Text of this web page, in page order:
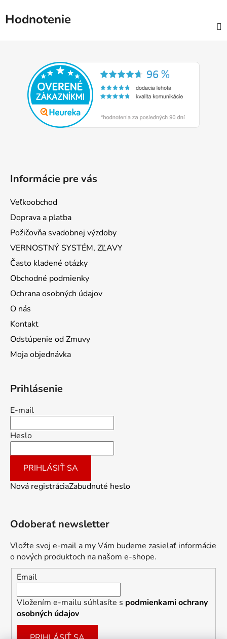
Hodnotenie
Informácie pre vás
Veľkoobchod
Doprava a platba
Požičovňa svadobnej výzdoby
VERNOSTNÝ SYSTÉM, ZĽAVY
Často kladené otázky
Obchodné podmienky
Ochrana osobných údajov
O nás
Kontakt
Odstúpenie od Zmuvy
Moja objednávka
Prihlásenie
E-mail
Heslo
PRIHLÁSIŤ SA
Nová registráciaZabudnuté heslo
Odoberať newsletter
Vložte svoj e-mail a my Vám budeme zasielať informácie
o nových produktoch na našom e-shope.
Email
Vložením e-mailu súhlasíte s podmienkami ochrany
osobných údajov